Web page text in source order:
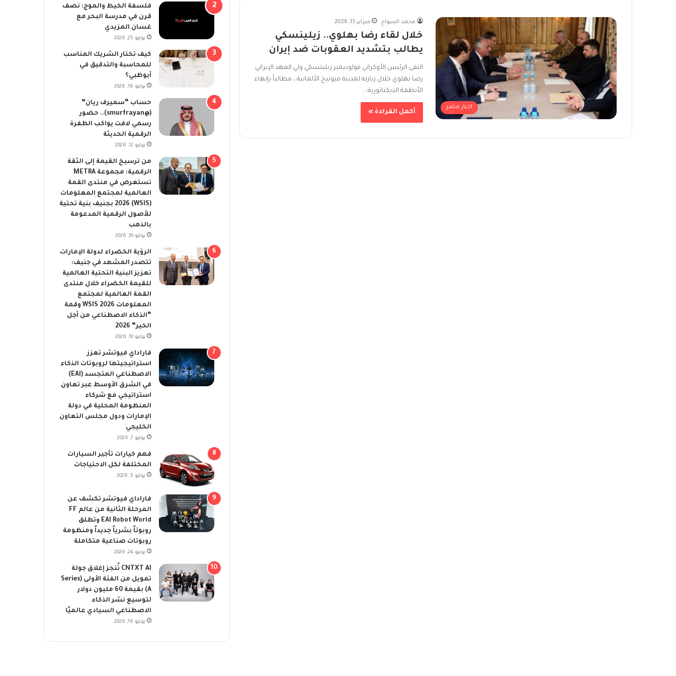
اخبار مصر
محمد السواح فبراير 13, 2026
خلال لقاء رضا بهلوي.. زيلينسكي
يطالب بتشديد العقوبات ضد إيران
التقى الرئيس الأوكراني فولوديمير زيلينسكي ولي العهد الإيراني
رضا بهلوي خلال زيارته لمدينة ميونيخ الألمانية ، مطالباً بإنهاء
الأنظمة الديكتاتورية.…
أكمل القراءة »
فلسفة الخيط والموج: نصف
قرن في مدرسة البحر مع
غسان المزيدي
يوليو 25, 2026
كيف تختار الشريك المناسب
للمحاسبة والتدقيق في
أبوظبي؟
يوليو 16, 2026
حساب “سميرف ريان”
(@smurfrayan).. حضور
رسمي لافت يواكب الطفرة
الرقمية الحديثة
يوليو 12, 2026
من ترسيخ القيمة إلى الثقة
الرقمية: مجموعة METRA
تستعرض في منتدى القمة
العالمية لمجتمع المعلومات
(WSIS) 2026 بجنيف بنية تحتية
للأصول الرقمية المدعومة
بالذهب
يوليو 10, 2026
الرؤية الخضراء لدولة الإمارات
تتصدر المشهد في جنيف:
تعزيز البنية التحتية العالمية
للقيمة الخضراء خلال منتدى
القمة العالمية لمجتمع
المعلومات WSIS 2026 وقمة
“الذكاء الاصطناعي من أجل
الخير” 2026
يوليو 10, 2026
فاراداي فيوتشر تعزز
استراتيجيتها لروبوتات الذكاء
الاصطناعي المتجسد (EAI)
في الشرق الأوسط عبر تعاون
استراتيجي مع شركاء
المنظومة المحلية في دولة
الإمارات ودول مجلس التعاون
الخليجي
يوليو 7, 2026
فهم خيارات تأجير السيارات
المختلفة لكل الاحتياجات
يوليو 5, 2026
فاراداي فيوتشر تكشف عن
المرحلة الثانية من عالم FF
EAI Robot World وتطلق
روبوتاً بشرياً جديداً ومنظومة
روبوتات صناعية متكاملة
يونيو 24, 2026
CNTXT AI تُنجز إغلاق جولة
تمويل من الفئة الأولى (Series
A) بقيمة 60 مليون دولار
لتوسيع نشر الذكاء
الاصطناعي السيادي عالميًا
يونيو 16, 2026